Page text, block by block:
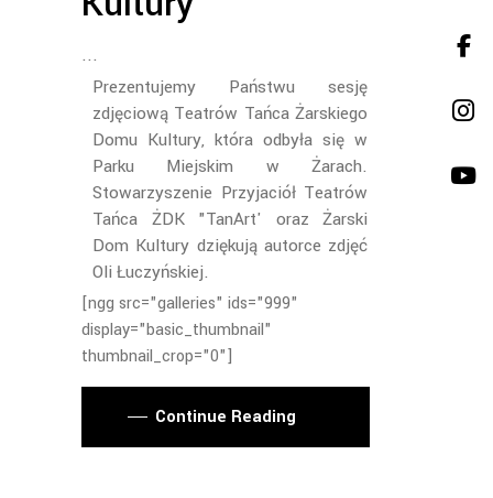
Prezentujemy Państwu sesję
zdjęciową Teatrów Tańca Żarskiego
Domu Kultury, która odbyła się w
Parku Miejskim w Żarach.
Stowarzyszenie Przyjaciół Teatrów
Tańca ŻDK "TanArt' oraz Żarski
Dom Kultury dziękują autorce zdjęć
Oli Łuczyńskiej.
[ngg src="galleries" ids="999"
display="basic_thumbnail"
thumbnail_crop="0"]
Continue Reading